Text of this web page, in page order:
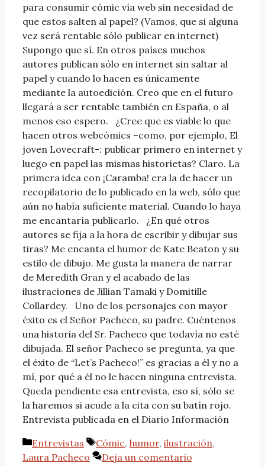
para consumir cómic vía web sin necesidad de
que estos salten al papel? (Vamos, que si alguna
vez será rentable sólo publicar en internet)
Supongo que sí. En otros países muchos
autores publican sólo en internet sin saltar al
papel y cuando lo hacen es únicamente
mediante la autoedición. Creo que en el futuro
llegará a ser rentable también en España, o al
menos eso espero. ¿Cree que es viable lo que
hacen otros webcómics –como, por ejemplo, El
joven Lovecraft-: publicar primero en internet y
luego en papel las mismas historietas? Claro. La
primera idea con ¡Caramba! era la de hacer un
recopilatorio de lo publicado en la web, sólo que
aún no había suficiente material. Cuando lo haya
me encantaría publicarlo. ¿En qué otros
autores se fija a la hora de escribir y dibujar sus
tiras? Me encanta el humor de Kate Beaton y su
estilo de dibujo. Me gusta la manera de narrar
de Meredith Gran y el acabado de las
ilustraciones de Jillian Tamaki y Domitille
Collardey. Uno de los personajes con mayor
éxito es el Señor Pacheco, su padre. Cuéntenos
una historia del Sr. Pacheco que todavía no esté
dibujada. El señor Pacheco se pregunta, ya que
el éxito de “Let’s Pacheco!” es gracias a él y no a
mí, por qué a él no le hacen ninguna entrevista.
Queda pendiente esa entrevista, eso sí, sólo se
la haremos si acude a la cita con su batín rojo.
Entrevista publicada en el Diario Información
Categorías
Entrevistas Etiquetas
Cómic, humor, ilustración,
Laura Pacheco
Deja un comentario